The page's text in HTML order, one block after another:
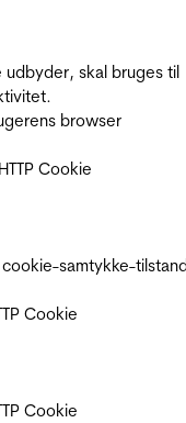
udbyder, skal bruges til
browser
Cookie
samtykke-
Cookie
Cookie